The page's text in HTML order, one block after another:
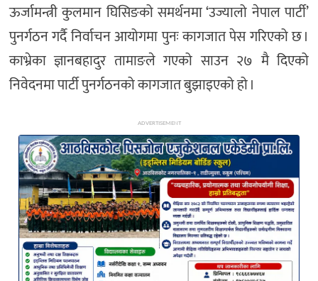
ऊर्जामन्त्री कुलमान घिसिङको समर्थनमा ‘उज्यालो नेपाल पार्टी’
पुनर्गठन गर्दै निर्वाचन आयोगमा पुनः कागजात पेस गरिएको छ ।
काभ्रेका ज्ञानबहादुर तामाङले गएको साउन २७ मै दिएको
निवेदनमा पार्टी पुनर्गठनको कागजात बुझाइएको हो ।
ADVERTISEMENT